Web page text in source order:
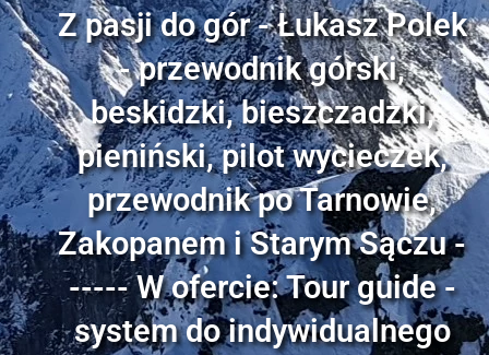
Z pasji do gór - Łukasz Polek
- przewodnik górski,
beskidzki, bieszczadzki,
pieniński, pilot wycieczek,
przewodnik po Tarnowie,
Zakopanem i Starym Sączu -
----- W ofercie: Tour guide -
system do indywidualnego